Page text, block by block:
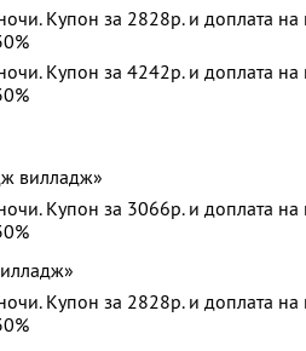
Купон за 2828р. и доплата
Купон за 4242р. и доплата
вилладж»
Купон за 3066р. и доплата
Купон за 2828р. и доплата